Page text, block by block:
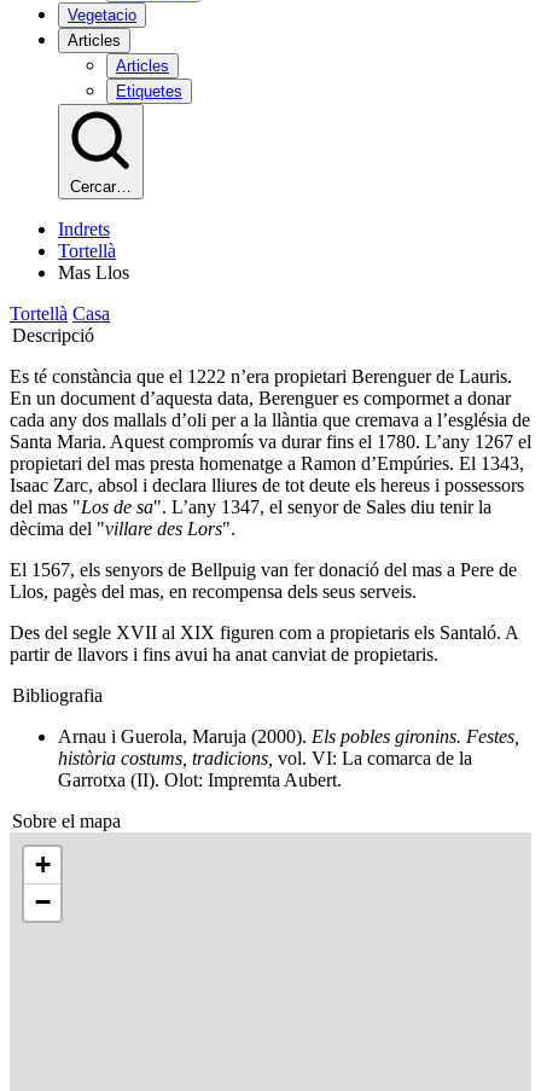
Vegetacio
Articles
Articles
Etiquetes
Cercar…
Indrets
Tortellà
Mas Llos
Tortellà Casa
Descripció
Es té constància que el 1222 n’era propietari Berenguer de Lauris.
En un document d’aquesta data, Berenguer es compormet a donar
cada any dos mallals d’oli per a la llàntia que cremava a l’església de
Santa Maria. Aquest compromís va durar fins el 1780. L’any 1267 el
propietari del mas presta homenatge a Ramon d’Empúries. El 1343,
Isaac Zarc, absol i declara lliures de tot deute els hereus i possessors
del mas "Los de sa". L’any 1347, el senyor de Sales diu tenir la
dècima del "villare des Lors".
El 1567, els senyors de Bellpuig van fer donació del mas a Pere de
Llos, pagès del mas, en recompensa dels seus serveis.
Des del segle XVII al XIX figuren com a propietaris els Santaló. A
partir de llavors i fins avui ha anat canviat de propietaris.
Bibliografia
Arnau i Guerola, Maruja (2000). Els pobles gironins. Festes,
història costums, tradicions, vol. VI: La comarca de la
Garrotxa (II). Olot: Impremta Aubert.
Sobre el mapa
+
−